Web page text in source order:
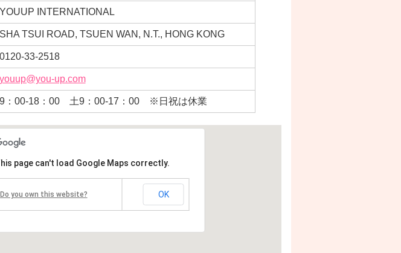
YOUUP INTERNATIONAL
SHA TSUI ROAD, TSUEN WAN, N.T., HONG KONG
0120-33-2518
youup@you-up.com
9：00-18：00 土9：00-17：00 ※日祝は休業
page can't load Google Maps correctly.
Do you own this website? OK